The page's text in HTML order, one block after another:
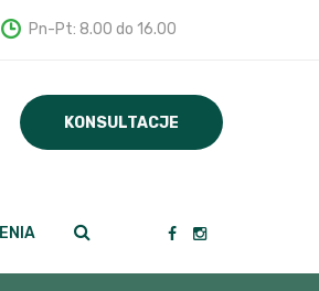
Pn-Pt: 8.00 do 16.00
KONSULTACJE